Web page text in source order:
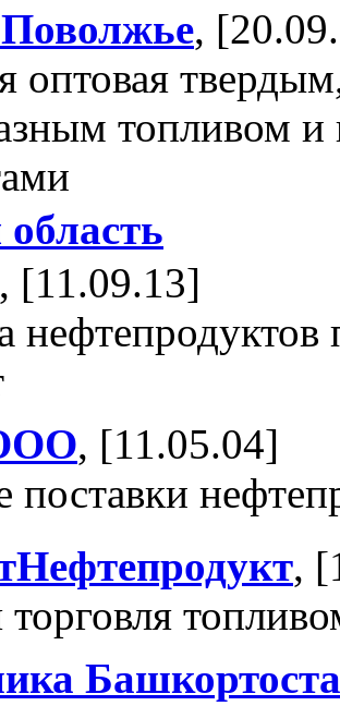
,
оптовая
топливом
, [11.09.13]
, [11.05.04]
поставки
,